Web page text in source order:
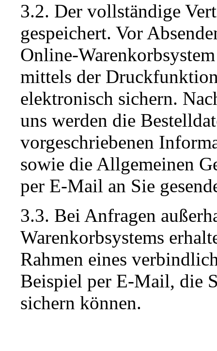
3.2. Der vollständige
gespeichert. Vor
Online-
mittels der
elektronisch sichern.
uns werden die
vorgeschriebenen
sowie die Allgemeinen
per E-Mail an Sie
3.3. Bei Anfragen
Warenkorbsystems
Rahmen eines
Beispiel per E-Mail, die
sichern können.